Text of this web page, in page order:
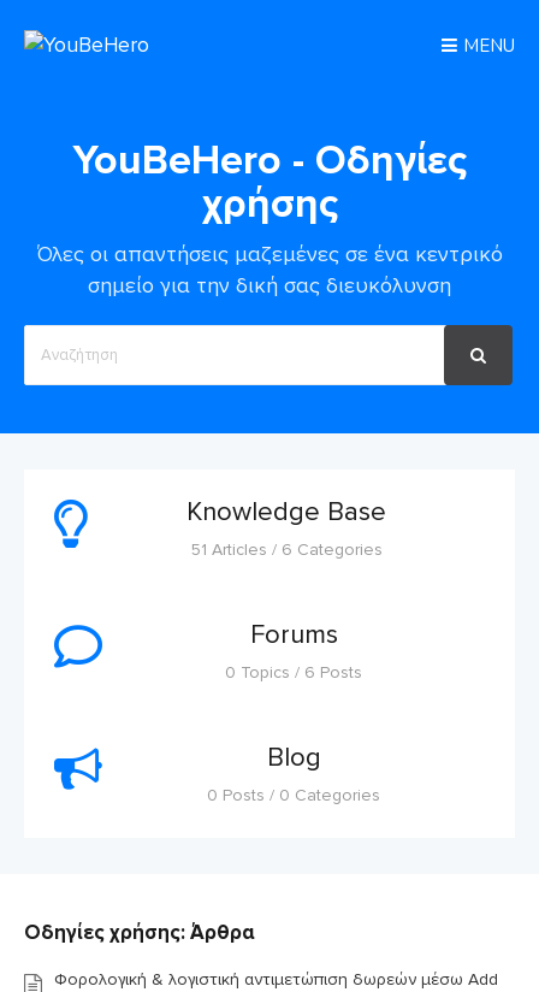
MENU
YouBeHero - Οδηγίες
χρήσης
Όλες οι απαντήσεις μαζεμένες σε ένα κεντρικό
σημείο για την δική σας διευκόλυνση
Knowledge Base
51 Articles / 6 Categories
Forums
0 Topics / 6 Posts
Blog
0 Posts / 0 Categories
Οδηγίες χρήσης: Άρθρα
Φορολογική & λογιστική αντιμετώπιση δωρεών μέσω Add